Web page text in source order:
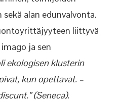
alan edunvalvonta.
liittyvä
ja sen
ekologisen klusterin
kun opettavat. –
(Seneca).